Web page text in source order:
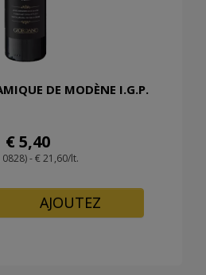
DE MODÈNE I.G.P.
€ 5,40
- € 21,60/lt.
AJOUTEZ